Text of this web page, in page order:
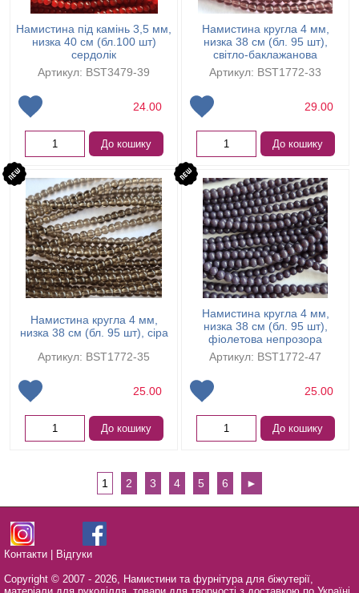
Намистина під камінь 3,5 мм,
низка 40 см (бл.100 шт)
сердолік
Артикул: BST3479-39
24.00
До кошику
Намистина кругла 4 мм,
низка 38 см (бл. 95 шт),
світло-баклажанова
Артикул: BST1772-33
29.00
До кошику
Намистина кругла 4 мм,
низка 38 см (бл. 95 шт), сіра
Артикул: BST1772-35
25.00
До кошику
Намистина кругла 4 мм,
низка 38 см (бл. 95 шт),
фіолетова непрозора
Артикул: BST1772-47
25.00
До кошику
1 2 3 4 5 6 ►
Контакти Відгуки
Copyright © 2007 - 2026, Намистини та фурнітура для біжутерії,